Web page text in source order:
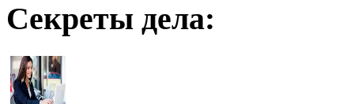
Секреты дела: